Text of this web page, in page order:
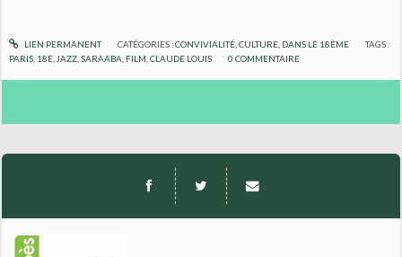
LIEN PERMANENT CATÉGORIES :CONVIVIALITÉ, CULTURE, DANS LE 18ÈME
TAGS :
PARIS 18E JAZZ ,SARAABA FILM ,CLAUDE LOUIS 0 COMMENTAIRE